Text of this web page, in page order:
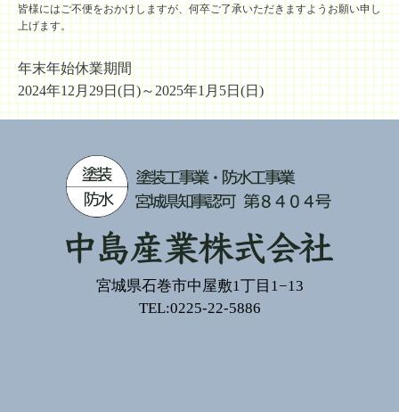
皆様にはご不便をおかけしますが、何卒ご了承いただきますようお願い申し
上げます。
年末年始休業期間
2024年12月29日(日)～2025年1月5日(日)
宮城県石巻市中屋敷1丁目1−13
TEL:0225-22-5886